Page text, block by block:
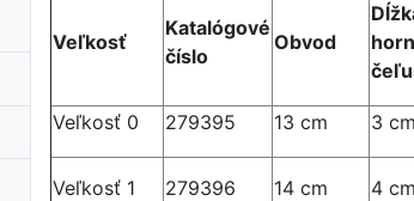
Veľkosť
Katalógové
číslo
Obvod
Veľkosť 0 279395 13 cm 3 cm
Veľkosť 1 279396 14 cm 4 cm